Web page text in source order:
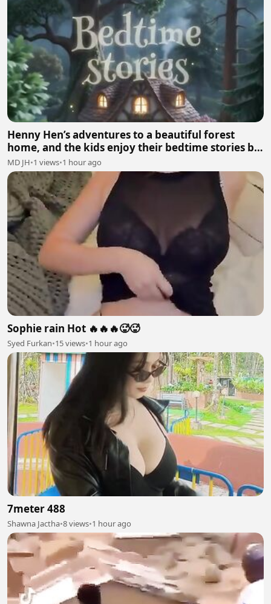
Henny Hen’s adventures to a beautiful forest
home, and the kids enjoy their bedtime stories by
mumma hen🐓
MD JH•1 views•1 hour ago
Sophie rain Hot 🔥🔥🔥🥵🥵
Syed Furkan•15 views•1 hour ago
7meter 488
Shawna Jactha•8 views•1 hour ago